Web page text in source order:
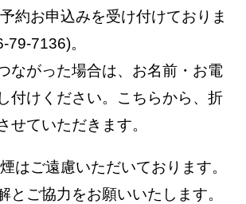
約お申込みを受け付けておりま
7136)。
ながった場合は、お名前・お電
付けください。こちらから、折
せていただきます。
はご遠慮いただいております。
とご協力をお願いいたします。